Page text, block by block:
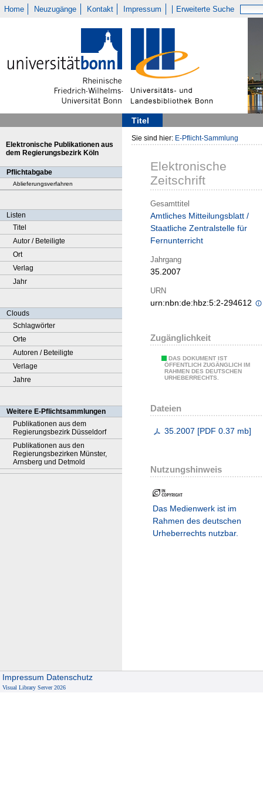
Home Neuzugänge Kontakt Impressum Erweiterte Suche
Titel
Elektronische Publikationen aus
dem Regierungsbezirk Köln
Pflichtabgabe
Ablieferungsverfahren
Listen
Titel
Autor / Beteiligte
Ort
Verlag
Jahr
Clouds
Schlagwörter
Orte
Autoren / Beteiligte
Verlage
Jahre
Weitere E-Pflichtsammlungen
Publikationen aus dem
Regierungsbezirk Düsseldorf
Publikationen aus den
Regierungsbezirken Münster,
Arnsberg und Detmold
Sie sind hier: E-Pflicht-Sammlung
Elektronische
Zeitschrift
Gesamttitel
Amtliches Mitteilungsblatt /
Staatliche Zentralstelle für
Fernunterricht
Jahrgang
35.2007
URN
urn:nbn:de:hbz:5:2-294612
Zugänglichkeit
DAS DOKUMENT IST
ÖFFENTLICH ZUGÄNGLICH IM
RAHMEN DES DEUTSCHEN
URHEBERRECHTS.
Dateien
35.2007 [PDF 0.37 mb]
Nutzungshinweis
Das Medienwerk ist im
Rahmen des deutschen
Urheberrechts nutzbar.
Impressum Datenschutz
Visual Library Server 2026